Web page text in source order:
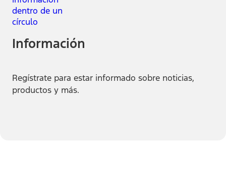
Información
Regístrate para estar informado sobre noticias,
productos y más.